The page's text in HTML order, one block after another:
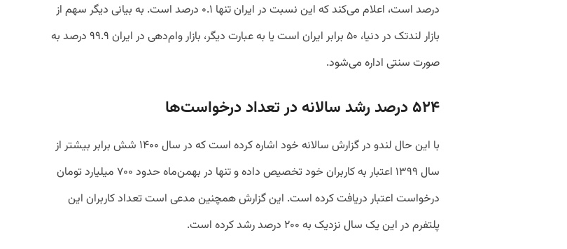
درصد است، اعلام می‌کند که این نسبت در ایران تنها ۰.۱ درصد است. به بیانی دیگر سهم از
بازار لندتک در دنیا، ۵۰ برابر ایران است یا به عبارت دیگر، بازار وام‌دهی در ایران ۹۹.۹ درصد به
صورت سنتی اداره می‌شود.
۵۲۴ درصد رشد سالانه در تعداد درخواست‌ها
با این‌ حال لندو در گزارش سالانه خود اشاره کرده است که در سال ۱۴۰۰ شش برابر بیشتر از
سال ۱۳۹۹ اعتبار به کاربران خود تخصیص داده و تنها در بهمن‌ماه حدود ۷۰۰ میلیارد تومان
درخواست اعتبار دریافت کرده است. این گزارش همچنین مدعی است تعداد کاربران این
پلتفرم در این یک سال نزدیک به ۲۰۰ درصد رشد کرده است.